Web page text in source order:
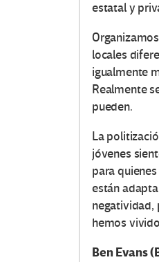
estatal y
locales
igualmente
Realmente
pueden.
La
jóvenes
para
están
negatividad,
hemos
Ben Evans